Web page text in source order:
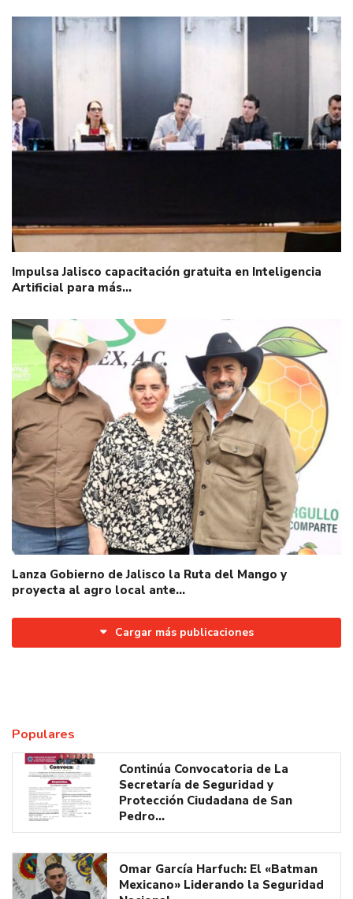
Impulsa Jalisco capacitación gratuita en Inteligencia
Artificial para más…
Lanza Gobierno de Jalisco la Ruta del Mango y
proyecta al agro local ante…
Cargar más publicaciones
Populares
Continúa Convocatoria de La
Secretaría de Seguridad y
Protección Ciudadana de San
Pedro…
Omar García Harfuch: El «Batman
Mexicano» Liderando la Seguridad